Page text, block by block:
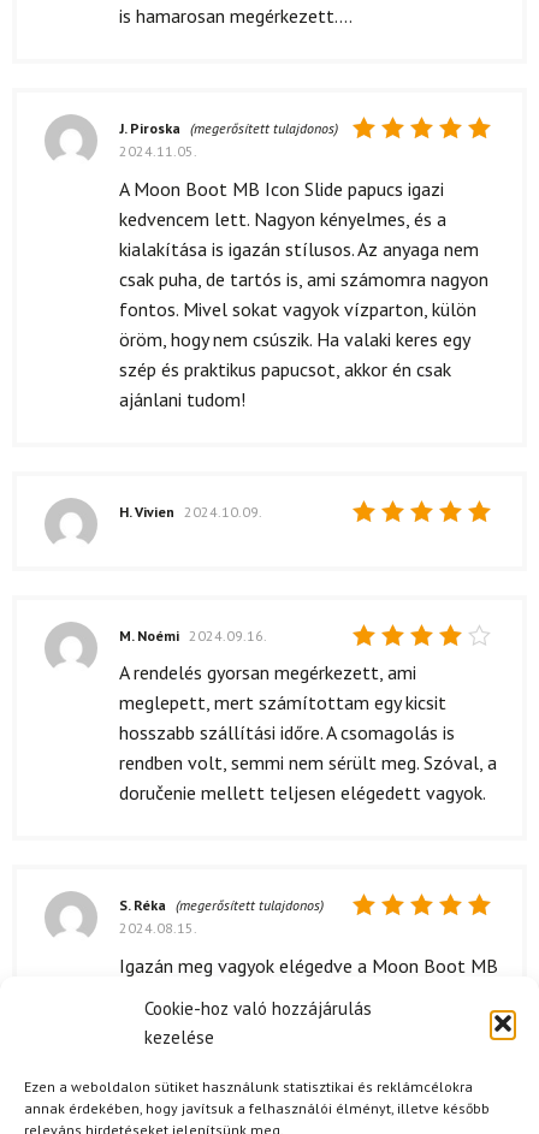
Cookie-hoz való hozzájárulás
kezelése
Ezen a weboldalon sütiket használunk statisztikai és reklámcélokra
annak érdekében, hogy javítsuk a felhasználói élményt, illetve később
releváns hirdetéseket jelenítsünk meg.
is hamarosan megérkezett....
5/ 5
J. Piroska (megerősített tulajdonos)
2024.11.05.
A Moon Boot MB Icon Slide papucs igazi
kedvencem lett. Nagyon kényelmes, és a
kialakítása is igazán stílusos. Az anyaga nem
csak puha, de tartós is, ami számomra nagyon
fontos. Mivel sokat vagyok vízparton, külön
öröm, hogy nem csúszik. Ha valaki keres egy
szép és praktikus papucsot, akkor én csak
ajánlani tudom!
H. Vivien 2024.10.09.
Értékelés:
/ 5
M. Noémi 2024.09.16.
A rendelés gyorsan megérkezett, ami
meglepett, mert számítottam egy kicsit
hosszabb szállítási időre. A csomagolás is
rendben volt, semmi nem sérült meg. Szóval, a
doručenie mellett teljesen elégedett vagyok.
5 / 5
S. Réka (megerősített tulajdonos)
2024.08.15.
Igazán meg vagyok elégedve a Moon Boot MB
után rájöttem, hogy a konkurens termékekhez
sok időt töltök a vízparton, fontos, hogy a
lábam kényelmes legyen, és ez a papucs